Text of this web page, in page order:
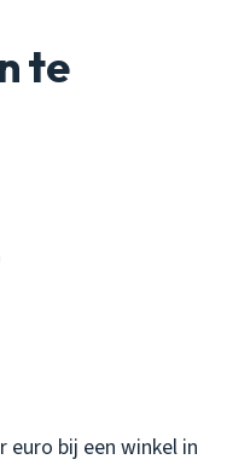
te
euro bij een winkel in